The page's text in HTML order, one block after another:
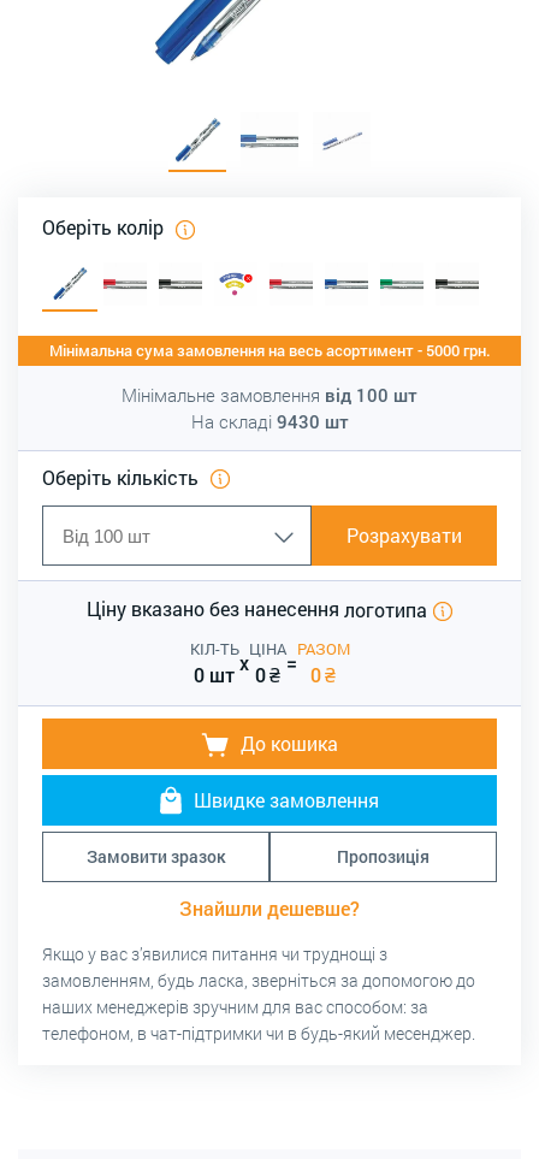
Оберіть колір
Мінімальна сума замовлення на весь асортимент - 5000 грн.
Мінімальне замовлення від 100 шт
На складі 9430 шт
Оберіть кількість
Розрахувати
Ціну вказано без нанесення логотипа
КІЛ-ТЬ
0 штx
ЦІНА
0₴ =
РАЗОМ
0₴
До кошика
Швидке замовлення
Замовити зразок Пропозиція
Знайшли дешевше?
Якщо у вас з’явилися питання чи труднощі з
замовленням, будь ласка, зверніться за допомогою до
наших менеджерів зручним для вас способом: за
телефоном, в чат-підтримки чи в будь-який месенджер.